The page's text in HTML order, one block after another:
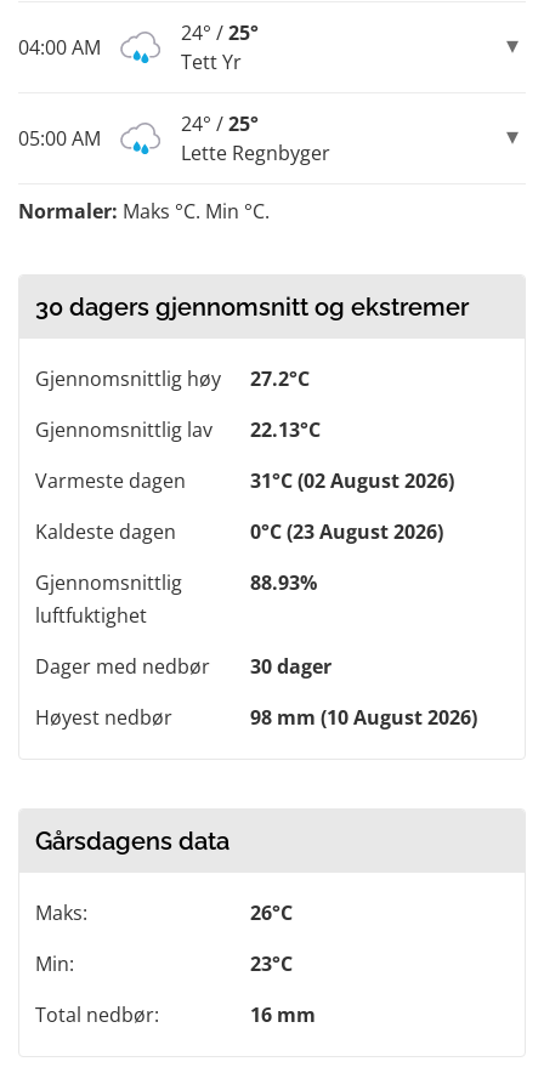
04:00 AM
24° /25°
Tett Yr
05:00 AM
24° /25°
Lette Regnbyger
Normaler: Maks °C. Min °C.
30 dagers gjennomsnitt og ekstremer
Gjennomsnittlig høy
27.2°C
Gjennomsnittlig lav
22.13°C
Varmeste dagen
31°C (02 August 2026)
Kaldeste dagen
0°C (23 August 2026)
Gjennomsnittlig
luftfuktighet
88.93%
Dager med nedbør
30 dager
Høyest nedbør
98 mm (10 August 2026)
Gårsdagens data
Maks:
26°C
Min:
23°C
Total nedbør:
16 mm